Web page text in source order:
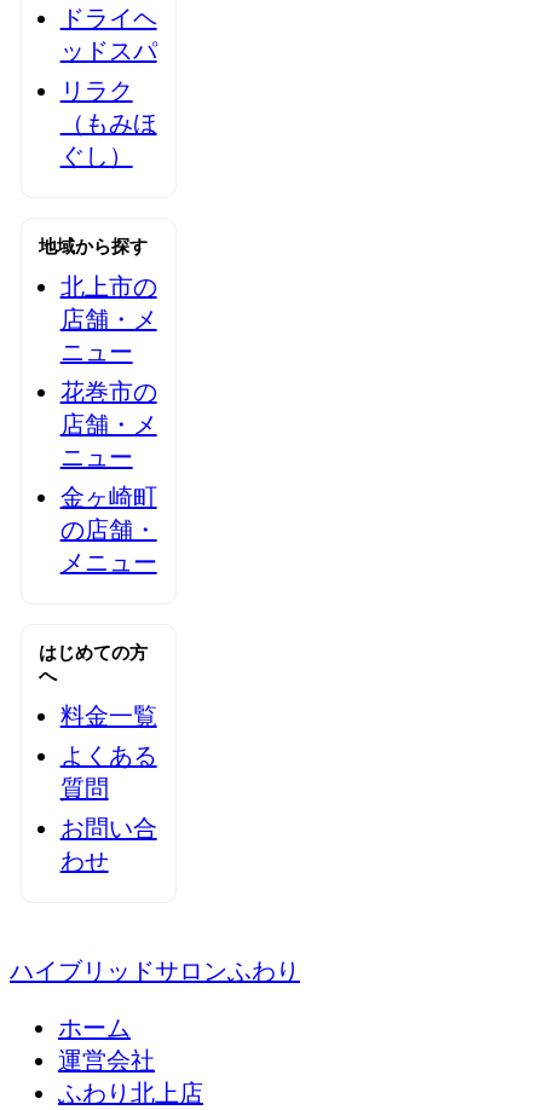
ドライヘ
ッドスパ
リラク
（もみほ
ぐし）
地域から探す
北上市の
店舗・メ
ニュー
花巻市の
店舗・メ
ニュー
金ヶ崎町
の店舗・
メニュー
はじめての方
へ
料金一覧
よくある
質問
お問い合
わせ
ハイブリッドサロンふわり
ホーム
運営会社
ふわり北上店